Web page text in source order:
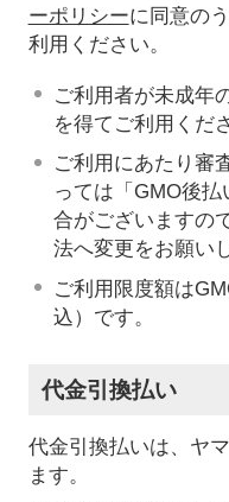
ーポリシーに同意の
利用ください。
ご利用者が未成年
を得てご利用くだ
ご利用にあたり審
っては「GMO後
合がございますの
法へ変更をお願い
ご利用限度額は
込）です。
代金引換払い
代金引換払いは、ヤ
ます。